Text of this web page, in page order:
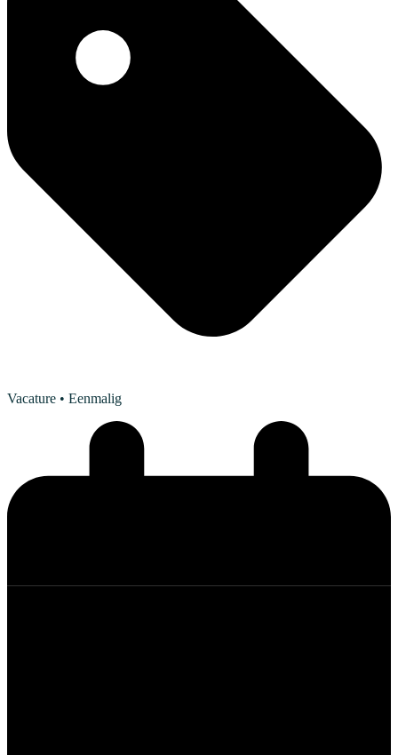
Vacature • Eenmalig